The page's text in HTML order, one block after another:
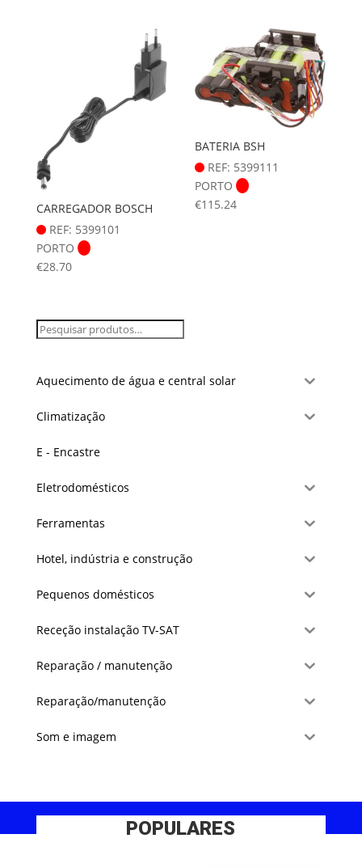
CARREGADOR BOSCH
REF: 5399101
PORTO
€28.70
BATERIA BSH
REF: 5399111
PORTO
€115.24
Aquecimento de água e central solar
Climatização
E - Encastre
Eletrodomésticos
Ferramentas
Hotel, indústria e construção
Pequenos domésticos
Receção instalação TV-SAT
Reparação / manutenção
Reparação/manutenção
Som e imagem
POPULARES